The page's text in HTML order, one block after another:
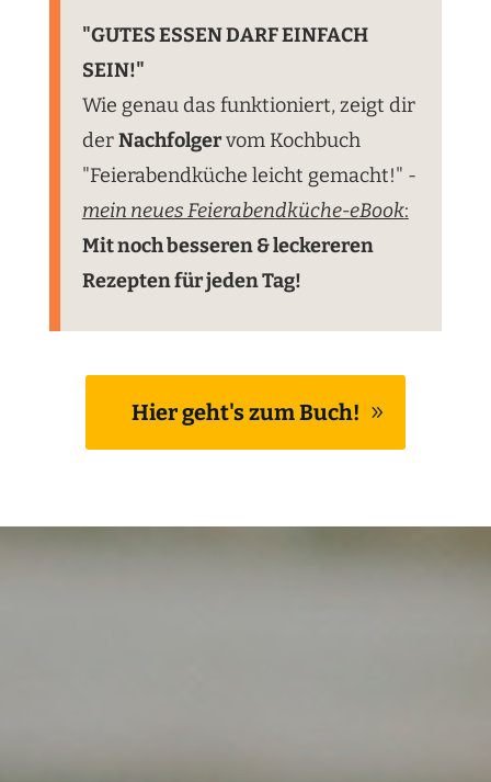
"GUTES ESSEN DARF EINFACH
SEIN!"
Wie genau das funktioniert, zeigt dir
derNachfolgervom Kochbuch
"Feierabendküche leicht gemacht!" -
mein neues Feierabendküche-eBook:
Mit noch besseren & leckereren
Rezepten für jeden Tag!
Hier geht's zum Buch!